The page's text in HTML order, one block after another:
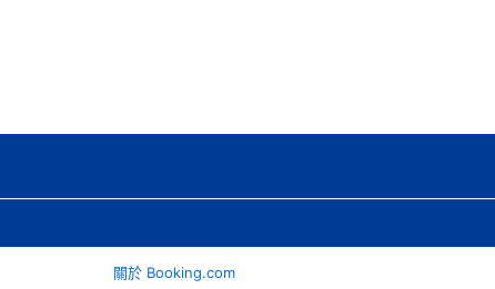
關於 Booking.com